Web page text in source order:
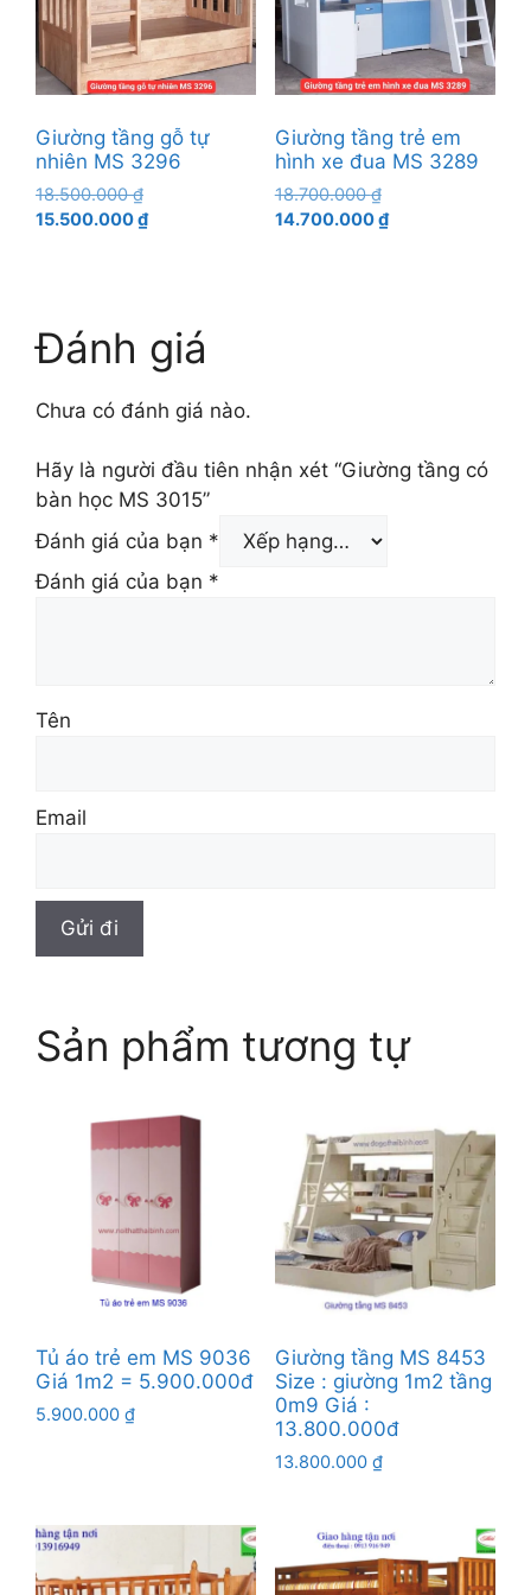
Giường tầng gỗ tự
nhiên MS 3296
18.500.000₫Giá
gốc
15.500.000₫Giá
Giường tầng trẻ em
hình xe đua MS 3289
18.700.000₫Giá
gốc
14.700.000₫Giá
Đánh giá
Chưa có đánh giá nào.
Hãy là người đầu tiên nhận xét “Giường tầng có
bàn học MS 3015”
Đánh giá của bạn *
Đánh giá của bạn *
Tên
Email
Sản phẩm tương tự
Tủ áo trẻ em MS 9036
Giá 1m2 = 5.900.000đ
5.900.000 ₫
Giường tầng MS 8453
Size : giường 1m2 tầng
0m9 Giá :
13.800.000đ
13.800.000 ₫